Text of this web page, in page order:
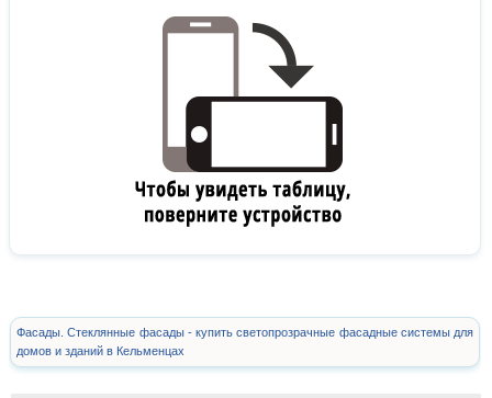
Фасады. Стеклянные фасады - купить светопрозрачные фасадные системы для
домов и зданий в Кельменцах